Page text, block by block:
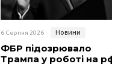
6 Серпня 2026 Новини
ФБР підозрювало
Трампа у роботі на рф